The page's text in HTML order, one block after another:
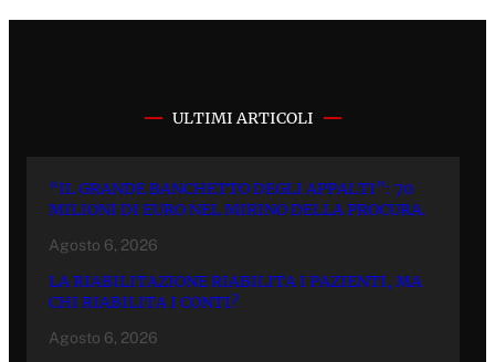
ULTIMI ARTICOLI
“IL GRANDE BANCHETTO DEGLI APPALTI”: 70
MILIONI DI EURO NEL MIRINO DELLA PROCURA.
Agosto 6, 2026
LA RIABILITAZIONE RIABILITA I PAZIENTI, MA
CHI RIABILITA I CONTI?
Agosto 6, 2026